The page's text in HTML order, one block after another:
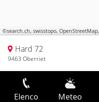
©search.ch, swisstopo, OpenStreetMap,
Hard 72
9463 Oberriet
Elenco Meteo